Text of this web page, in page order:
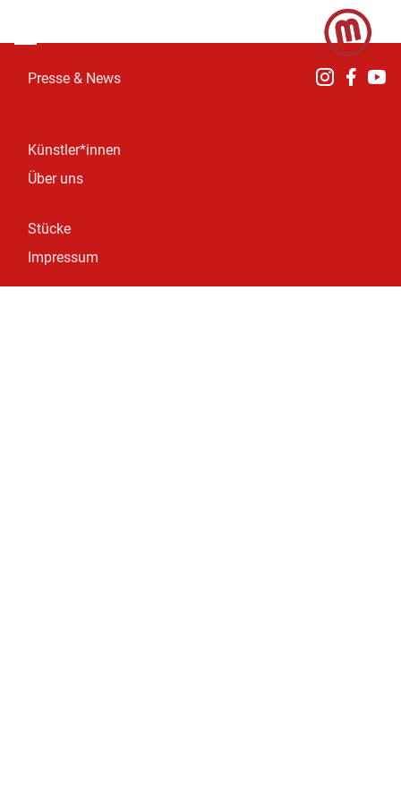
Presse & News
Künstler*innen
Über uns
Stücke
Impressum